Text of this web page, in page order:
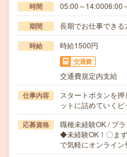
時間 05:00～14:0006:00
期間 長期でお仕事できる
時給 時給1500円
交通費
交通費規定内支給
仕事内容
スタートボタンを
ットに詰めていく
応募資格
職種未経験OK / ブ
◆未経験OK！〇ま
で気軽にオンライ